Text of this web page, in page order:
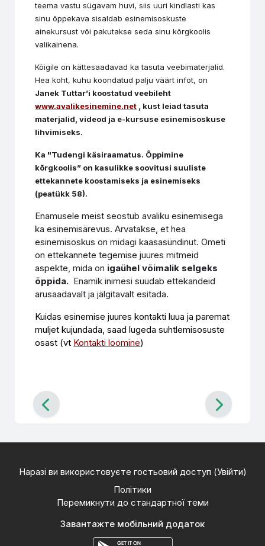
teema vastu sügavam huvi, siis uuri kindlasti kas
sinu õppekava sisaldab esinemisoskuste
ainekursust või pakutakse seda sinu kõrgkoolis
valikainena.
Kõigile on kättesaadavad ka tasuta veebimaterjalid.
Hea koht, kuhu koondatud palju väärt infot, on
Janek Tuttar’i koostatud veebileht
www.avalikesinemine.net , kust leiad tasuta
materjalid, videod ja e-kursuse esinemisoskuse
lihvimiseks.
Ka "Tudengi käsiraamatus. Õppimine
kõrgkoolis” on kasulikke soovitusi suuliste
ettekannete koostamiseks ja esinemiseks
(peatükk 58).
Enamusele meist seostub avaliku esinemisega
ka esinemisärevus. Arvatakse, et hea
esinemisoskus on midagi kaasasündinut. Ometi
on ettekannete tegemise juures mitmeid
aspekte, mida on igaühel võimalik selgeks
õppida. Enamik inimesi suudab ettekandeid
arusaadavalt ja jälgitavalt esitada.
Kuidas esinemise juures kontakti luua ja paremat
muljet kujundada, saad lugeda suhtlemisosuste
osast (vt Kontakti loomine)
Наразі ви використовуєте гостьовий доступ (Увійти)
Політики
Перемикнути до стандартної теми
Завантажте мобільний додаток